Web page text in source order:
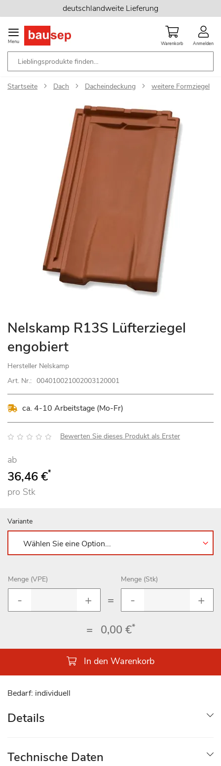
Inhalt
springen
deutschlandweite Lieferung
Menu Warenkorb Anmelden
Startseite Dach Dacheindeckung weitere Formziegel
Zum
Anfang
der
Bildgalerie
springen
Nelskamp R13S Lüfterziegel
engobiert
Hersteller Nelskamp
Art. Nr.: 004010021002003120001
ca. 4-10 Arbeitstage (Mo-Fr)
Bewertung: Bewerten Sie dieses Produkt als Erster
ab
36,46 €*
pro Stk
Variante
Menge (VPE)
=
Menge (Stk)
= 0,00 €*
In den Warenkorb
Bedarf: individuell
Details
Technische Daten